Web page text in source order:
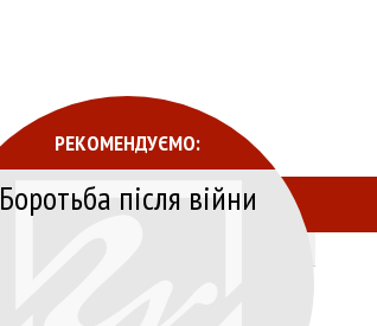
РЕКОМЕНДУЄМО:
Боротьба після війни